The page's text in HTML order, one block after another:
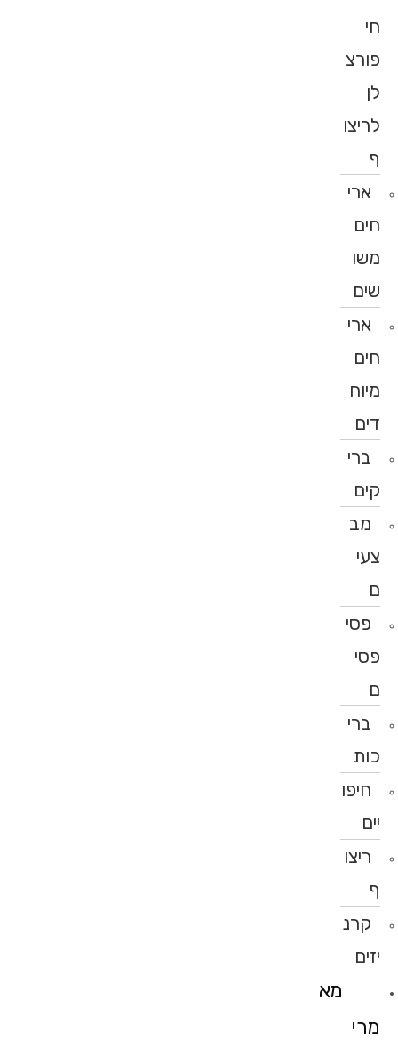
חי
פורצ
לן
לריצו
ף
ארי
חים
משו
שים
ארי
חים
מיוח
דים
ברי
קים
מב
צעי
ם
פסי
פסי
ם
ברי
כות
חיפו
יים
ריצו
ף
קרנ
יזים
מא
מרי